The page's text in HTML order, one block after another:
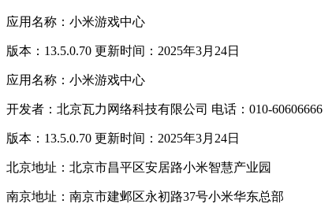
应用名称：小米游戏中心
版本：13.5.0.70 更新时间：2025年3月24日
应用名称：小米游戏中心
开发者：北京瓦力网络科技有限公司 电话：010-60606666
版本：13.5.0.70 更新时间：2025年3月24日
北京地址：北京市昌平区安居路小米智慧产业园
南京地址：南京市建邺区永初路37号小米华东总部